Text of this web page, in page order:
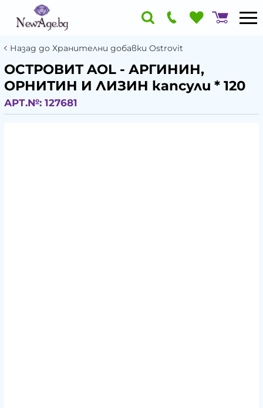
Назад до Хранителни добавки Ostrovit
ОСТРОВИТ AOL - АРГИНИН,
ОРНИТИН И ЛИЗИН капсули * 120
АРТ.№: 127681